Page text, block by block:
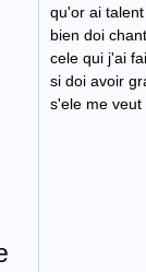
qu'or ai
bien doi
cele qui j'ai
si doi avoir
s'ele me veut